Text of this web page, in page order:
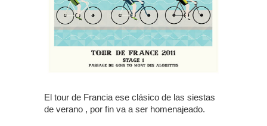
El tour de Francia ese clásico de las siestas
de verano , por fin va a ser homenajeado.